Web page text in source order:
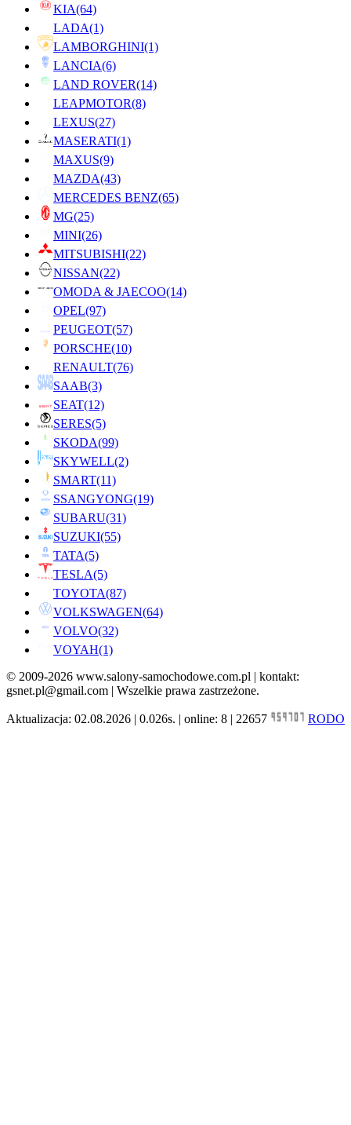
KIA(64)
LADA(1)
LAMBORGHINI(1)
LANCIA(6)
LAND ROVER(14)
LEAPMOTOR(8)
LEXUS(27)
MASERATI(1)
MAXUS(9)
MAZDA(43)
MERCEDES BENZ(65)
MG(25)
MINI(26)
MITSUBISHI(22)
NISSAN(22)
OMODA & JAECOO(14)
OPEL(97)
PEUGEOT(57)
PORSCHE(10)
RENAULT(76)
SAAB(3)
SEAT(12)
SERES(5)
SKODA(99)
SKYWELL(2)
SMART(11)
SSANGYONG(19)
SUBARU(31)
SUZUKI(55)
TATA(5)
TESLA(5)
TOYOTA(87)
VOLKSWAGEN(64)
VOLVO(32)
VOYAH(1)
© 2009-2026 www.salony-samochodowe.com.pl | kontakt:
gsnet.pl@gmail.com | Wszelkie prawa zastrzeżone.
Aktualizacja: 02.08.2026 | 0.026s. | online: 8 | 22657 RODO